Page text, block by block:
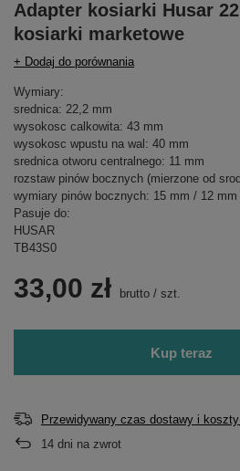
Adapter kosiarki Husar
kosiarki marketowe
+ Dodaj do porównania
Wymiary:
srednica: 22,2 mm
wysokosc calkowita: 43 mm
wysokosc wpustu na wal: 40 mm
srednica otworu centralnego: 11 mm
rozstaw pinów bocznych (mierzone od
wymiary pinów bocznych: 15 mm / 12
Pasuje do:
HUSAR
TB43S0
33,00 zł brutto / szt.
Kup teraz
Przewidywany czas dostawy i koszty
14 dni na zwrot